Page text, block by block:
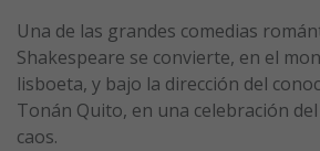
Una de las grandes comedias
Shakespeare se convierte, en el
lisboeta, y bajo la dirección del
Tonán Quito, en una celebración
caos.